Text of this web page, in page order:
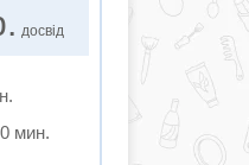
досвід
мин.